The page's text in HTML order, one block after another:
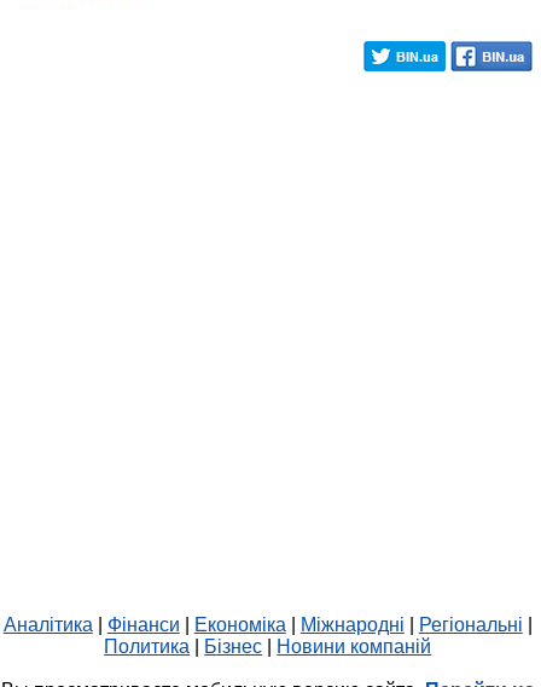
Аналітика Фінанси Економіка Міжнародні Регіональні
Политика
Бізнес Новини компаній